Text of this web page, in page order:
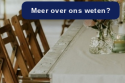
Meer over ons weten?